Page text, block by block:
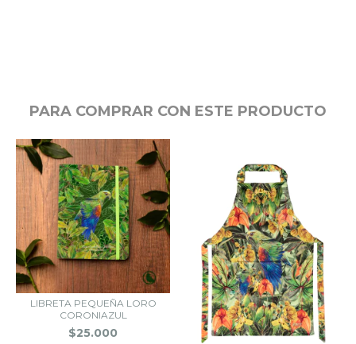
PARA COMPRAR CON ESTE PRODUCTO
LIBRETA PEQUEÑA LORO
CORONIAZUL
$25.000